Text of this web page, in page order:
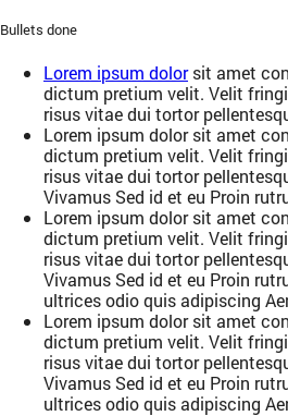
Bullets done
Lorem ipsum dolorsit amet
dictum pretium velit. Velit
risus vitae dui tortor
Lorem ipsum dolor sit amet
dictum pretium velit. Velit
risus vitae dui tortor
Vivamus Sed id et eu Proin
Lorem ipsum dolor sit amet
dictum pretium velit. Velit
risus vitae dui tortor
Vivamus Sed id et eu Proin
ultrices odio quis adipiscing
Lorem ipsum dolor sit amet
dictum pretium velit. Velit
risus vitae dui tortor
Vivamus Sed id et eu Proin
ultrices odio quis adipiscing